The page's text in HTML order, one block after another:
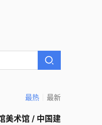
最热 最新
美术馆 / 中国建